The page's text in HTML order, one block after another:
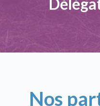
Nos